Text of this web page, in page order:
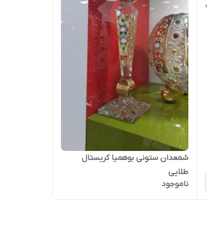
شمعدان ستونی بوهمیا کریستال
طلایی
ناموجود